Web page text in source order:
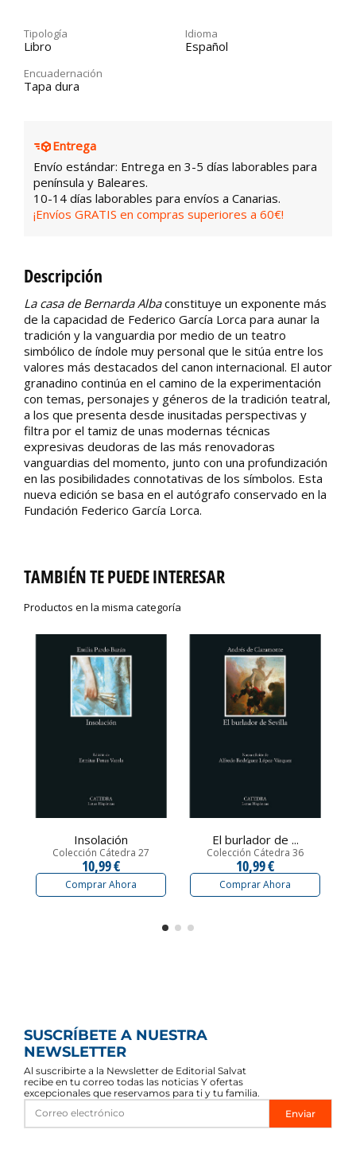
Tipología
Libro
Idioma
Español
Encuadernación
Tapa dura
Entrega
Envío estándar: Entrega en 3-5 días laborables para
península y Baleares.
10-14 días laborables para envíos a Canarias.
¡Envíos GRATIS en compras superiores a 60€!
Descripción
La casa de Bernarda Albaconstituye un exponente más
de la capacidad de Federico García Lorca para aunar la
tradición y la vanguardia por medio de un teatro
simbólico de índole muy personal que le sitúa entre los
valores más destacados del canon internacional. El autor
granadino continúa en el camino de la experimentación
con temas, personajes y géneros de la tradición teatral,
a los que presenta desde inusitadas perspectivas y
filtra por el tamiz de unas modernas técnicas
expresivas deudoras de las más renovadoras
vanguardias del momento, junto con una profundización
en las posibilidades connotativas de los símbolos. Esta
nueva edición se basa en el autógrafo conservado en la
Fundación Federico García Lorca.
TAMBIÉN TE PUEDE INTERESAR
Productos en la misma categoría
Insolación
Colección Cátedra 27
10,99 €
Comprar Ahora
El burlador de ...
Colección Cátedra 36
10,99 €
Comprar Ahora
SUSCRÍBETE A NUESTRA
NEWSLETTER
Al suscribirte a la Newsletter de Editorial Salvat
recibe en tu correo todas las noticias Y ofertas
excepcionales que reservamos para ti y tu familia.
Enviar